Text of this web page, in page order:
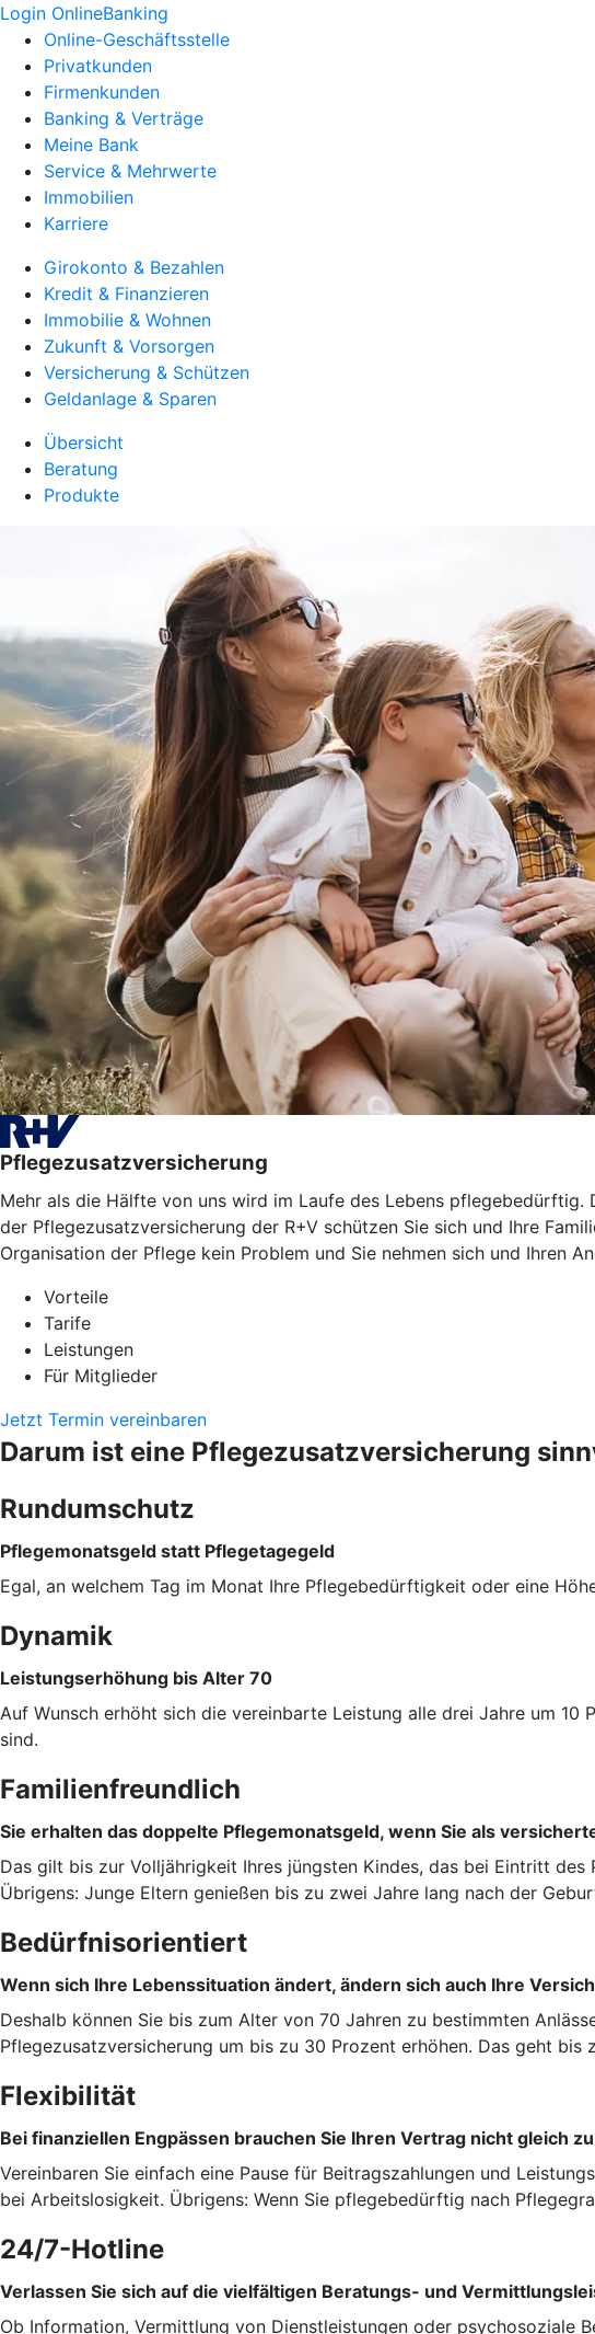
Login OnlineBanking
Online-Geschäftsstelle
Privatkunden
Firmenkunden
Banking & Verträge
Meine Bank
Service & Mehrwerte
Immobilien
Karriere
Girokonto & Bezahlen
Kredit & Finanzieren
Immobilie & Wohnen
Zukunft & Vorsorgen
Versicherung & Schützen
Geldanlage & Sparen
Übersicht
Beratung
Produkte
Pflegezusatzversicherung
Mehr als die Hälfte von uns wird im Laufe des Lebens
der Pflegezusatzversicherung der R+V schützen Sie sich und Ihre
Organisation der Pflege kein Problem und Sie nehmen sich und Ihren
Vorteile
Tarife
Leistungen
Für Mitglieder
Jetzt Termin vereinbaren
Darum ist eine Pflegezusatzversicherung
Rundumschutz
Pflegemonatsgeld statt Pflegetagegeld
Egal, an welchem Tag im Monat Ihre Pflegebedürftigkeit oder eine
Dynamik
Leistungserhöhung bis Alter 70
Auf Wunsch erhöht sich die vereinbarte Leistung alle drei Jahre um
sind.
Familienfreundlich
Sie erhalten das doppelte Pflegemonatsgeld, wenn Sie als
Das gilt bis zur Volljährigkeit Ihres jüngsten Kindes, das bei Eintritt
Übrigens: Junge Eltern genießen bis zu zwei Jahre lang nach der
Bedürfnisorientiert
Wenn sich Ihre Lebenssituation ändert, ändern sich auch Ihre
Deshalb können Sie bis zum Alter von 70 Jahren zu bestimmten
Pflegezusatzversicherung um bis zu 30 Prozent erhöhen. Das geht
Flexibilität
Bei finanziellen Engpässen brauchen Sie Ihren Vertrag nicht gleich
Vereinbaren Sie einfach eine Pause für Beitragszahlungen und
bei Arbeitslosigkeit. Übrigens: Wenn Sie pflegebedürftig nach
24/7-Hotline
Verlassen Sie sich auf die vielfältigen Beratungs- und
Ob Information, Vermittlung von Dienstleistungen oder psychosoziale